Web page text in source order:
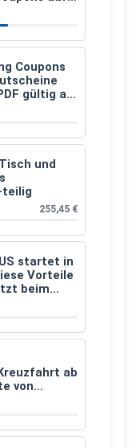
ab 2
Coupons
gültig ab
und
teilig
255,45 €
startet in
Vorteile
beim
ab
von